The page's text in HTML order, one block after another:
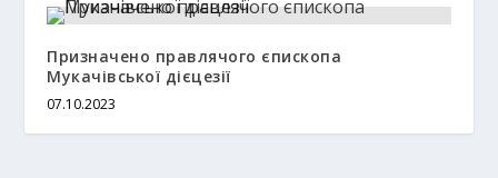
Призначено правлячого єпископа
Мукачівської дієцезії
07.10.2023